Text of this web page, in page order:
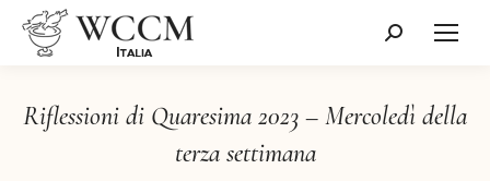
Cerca:
Riflessioni di Quaresima 2023 – Mercoledì della
terza settimana